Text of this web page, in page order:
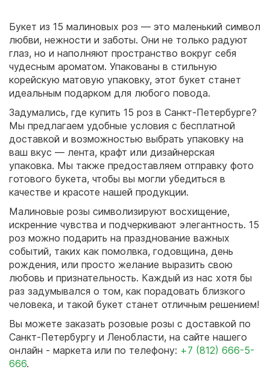
Букет из 15 малиновых роз — это маленький символ
любви, нежности и заботы. Они не только радуют
глаз, но и наполняют пространство вокруг себя
чудесным ароматом. Упакованы в стильную
корейскую матовую упаковку, этот букет станет
идеальным подарком для любого повода.
Задумались, где купить 15 роз в Санкт-Петербурге?
Мы предлагаем удобные условия с бесплатной
доставкой и возможностью выбрать упаковку на
ваш вкус — лента, крафт или дизайнерская
упаковка. Мы также предоставляем отправку фото
готового букета, чтобы вы могли убедиться в
качестве и красоте нашей продукции.
Малиновые розы символизируют восхищение,
искренние чувства и подчеркивают элегантность. 15
роз можно подарить на празднование важных
событий, таких как помолвка, годовщина, день
рождения, или просто желание выразить свою
любовь и признательность. Каждый из нас хотя бы
раз задумывался о том, как порадовать близкого
человека, и такой букет станет отличным решением!
Вы можете заказать розовые розы с доставкой по
Санкт-Петербургу и Ленобласти, на сайте нашего
онлайн - маркета или по телефону: +7 (812) 666-5-
666.